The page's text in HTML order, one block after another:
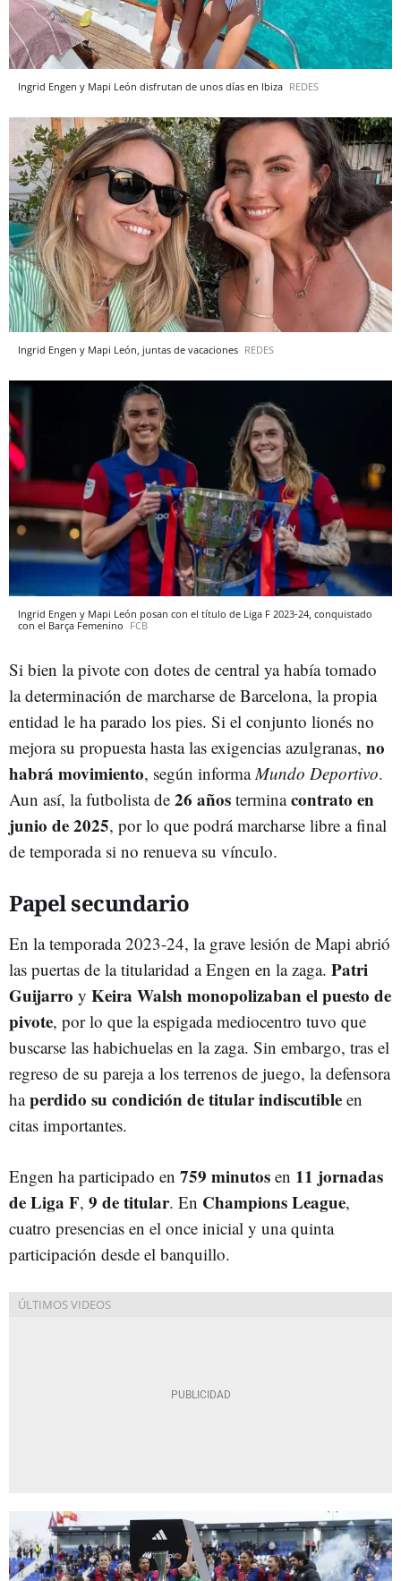
Ingrid Engen y Mapi León disfrutan de unos días en Ibiza REDES
Ingrid Engen y Mapi León, juntas de vacaciones REDES
Ingrid Engen y Mapi León posan con el título de Liga F 2023-24, conquistado
con el Barça Femenino FCB
Si bien la pivote con dotes de central ya había tomado
la determinación de marcharse de Barcelona, la propia
entidad le ha parado los pies. Si el conjunto lionés no
mejora su propuesta hasta las exigencias azulgranas, no
habrá movimiento, según informaMundo Deportivo.
Aun así, la futbolista de 26 años terminacontrato en
junio de 2025, por lo que podrá marcharse libre a final
de temporada si no renueva su vínculo.
Papel secundario
En la temporada 2023-24, la grave lesión de Mapi abrió
las puertas de la titularidad a Engen en la zaga. Patri
Guijarro y Keira Walsh monopolizaban el puesto de
pivote, por lo que la espigada mediocentro tuvo que
buscarse las habichuelas en la zaga. Sin embargo, tras el
regreso de su pareja a los terrenos de juego, la defensora
haperdido su condición de titular indiscutible en
citas importantes.
Engen ha participado en 759 minutos en 11 jornadas
de Liga F, 9 de titular. En Champions League,
cuatro presencias en el once inicial y una quinta
participación desde el banquillo.